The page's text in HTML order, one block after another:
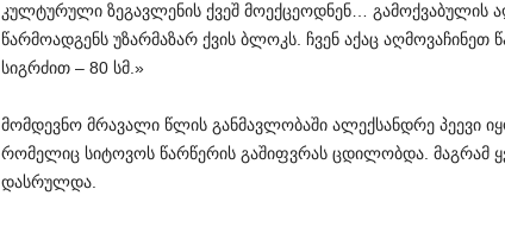
კულტურული ზეგავლენის ქვეშ მოექცეოდნენ… გამოქვაბულის
წარმოადგენს უზარმაზარ ქვის ბლოკს. ჩვენ აქაც
სიგრძით – 80 სმ.»
მომდევნო მრავალი წლის განმავლობაში ალექსანდრე პეევი
რომელიც სიტოვოს წარწერის გაშიფვრას ცდილობდა. მაგრამ
დასრულდა.